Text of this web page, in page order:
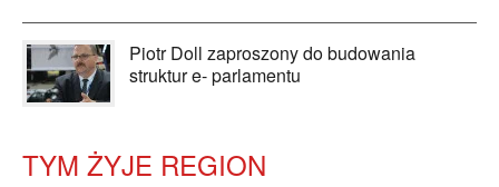
Piotr Doll zaproszony do budowania
struktur e- parlamentu
TYM ŻYJE REGION